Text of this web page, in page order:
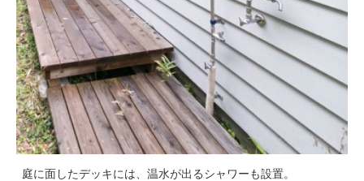
庭に面したデッキには、温水が出るシャワーも設置。